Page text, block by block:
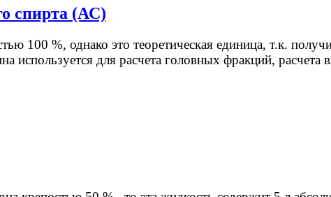
спирта (АС)
100 %, однако это теоретическая единица, т.к.
используется для расчета головных фракций,